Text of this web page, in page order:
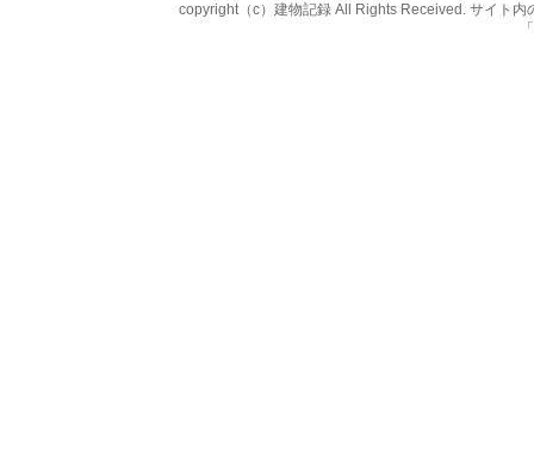
copyright（c）建物記録 All Rights Received. サイト